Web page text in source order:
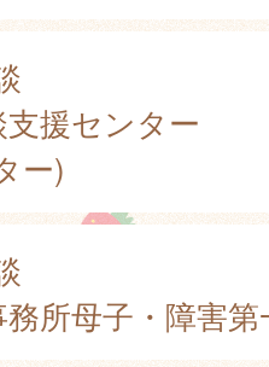
援センター
ー)
所母子・障害第